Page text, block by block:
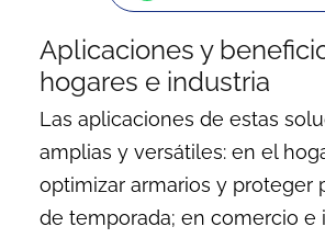
Aplicaciones y
hogares e industria
Las aplicaciones de estas
amplias y versátiles: en el
optimizar armarios y proteger
de temporada; en comercio e